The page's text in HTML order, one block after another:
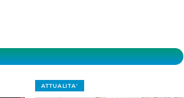
ATTUALITA'